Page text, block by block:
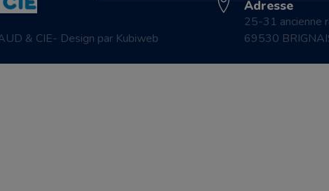
& CIE- Design par Kubiweb
Adresse
25-31 ancienne
69530